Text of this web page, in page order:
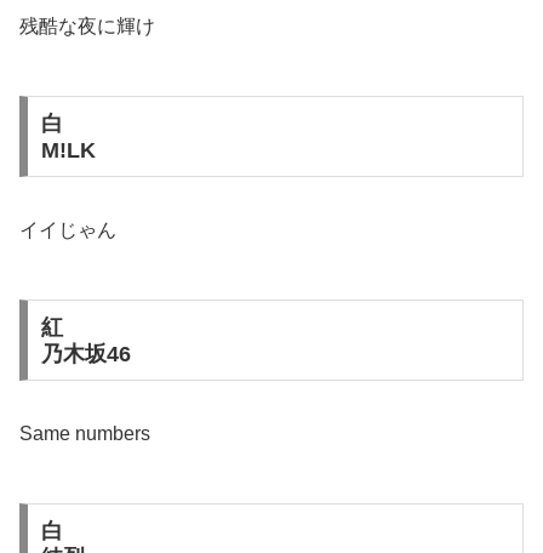
残酷な夜に輝け
白
M!LK
イイじゃん
紅
乃木坂46
Same numbers
白